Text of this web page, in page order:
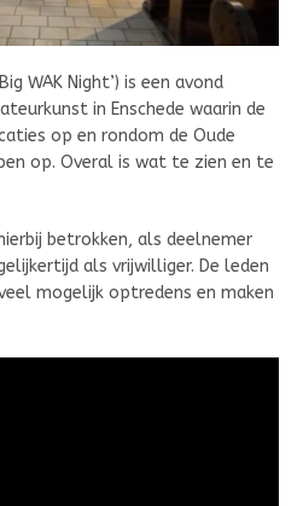
WAK Night’) is een avond
in Enschede waarin de
op en rondom de Oude
op. Overal is wat te zien en te
betrokken, als deelnemer
als vrijwilliger. De leden
mogelijk optredens en maken